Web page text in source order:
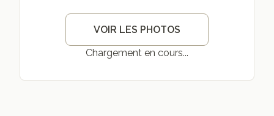
VOIR LES PHOTOS
Chargement en cours...